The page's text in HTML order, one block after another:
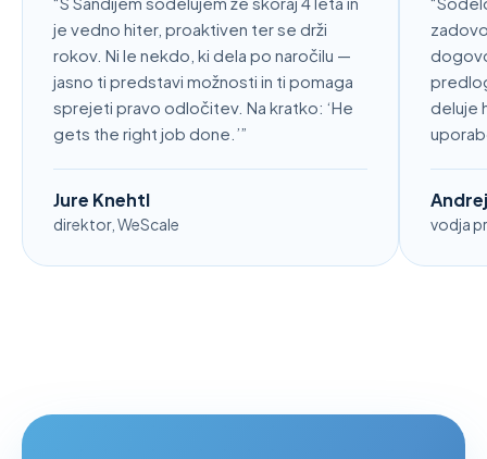
je vedno hiter, proaktiven ter se drži
rokov. Ni le nekdo, ki dela po naročilu —
jasno ti predstavi možnosti in ti pomaga
sprejeti pravo odločitev. Na kratko: ‘He
gets the right job done.’”
Jure Knehtl
direktor, WeScale
deluje
vodja